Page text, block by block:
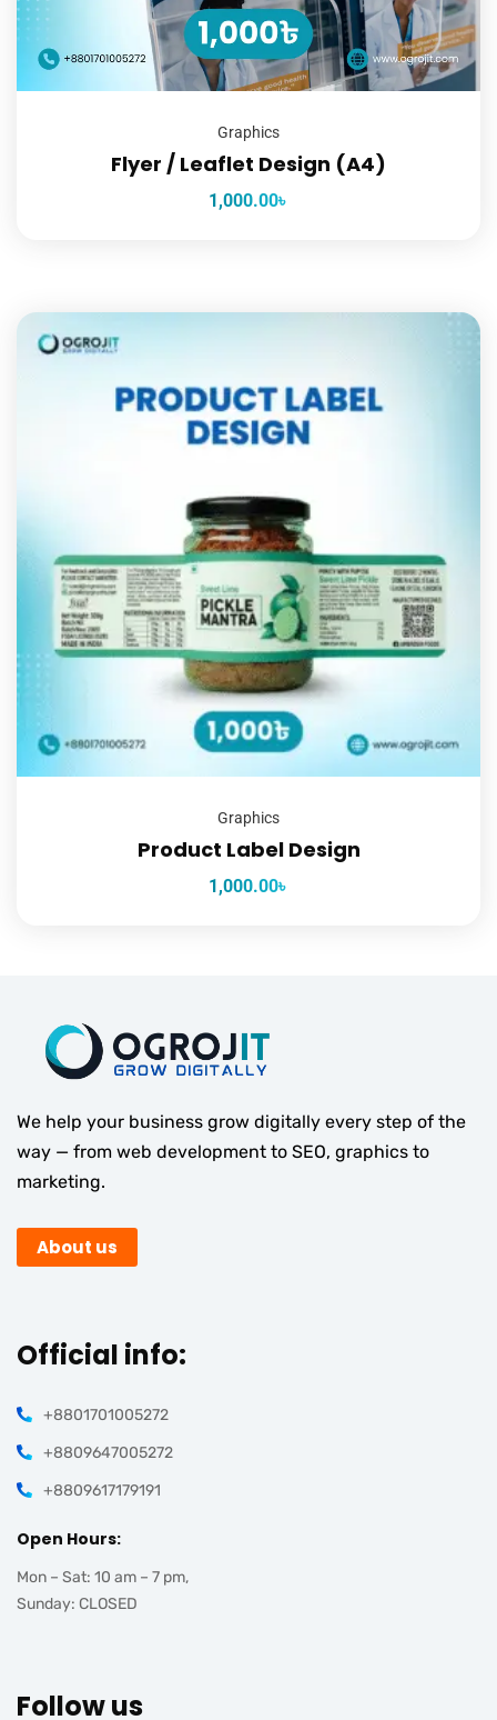
Graphics
Flyer / Leaflet Design (A4)
1,000.00৳
Graphics
Product Label Design
1,000.00৳
We help your business grow digitally every step of the
way — from web development to SEO, graphics to
marketing.
About us
Official info:
+8801701005272
+8809647005272
+8809617179191
Open Hours:
Mon – Sat: 10 am – 7 pm,
Sunday: CLOSED
Follow us